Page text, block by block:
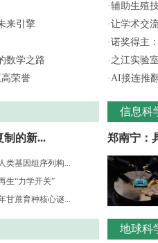
来引擎
数学之路
荣誉
制的新...
类基因组序列构...
生“力学开关”
甘蔗育种核心谜...
·辅助生殖
·让学术交
·诺奖得主
· 之江实验
·AI接连推
信息科
郑南宁：
地球科